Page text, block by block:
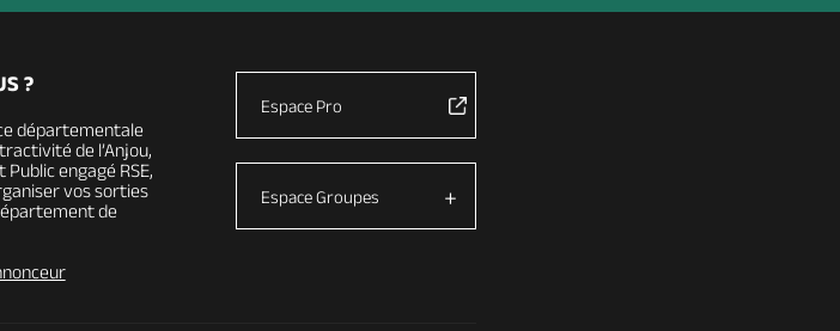
?
départementale
de l’Anjou,
engagé RSE,
vos sorties
de
Espace Pro
Espace Groupes